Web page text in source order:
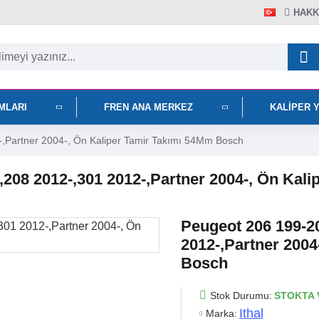
FREN ANA MERKEZ KALIPER
2004-, Ön Kaliper Tamir Takımı 54Mm Bosch
2012-,301 2012-,Partner 2004-, Ön
Peugeot 206 199-
2012-,Partner
Bosch
Stok Durumu: STOKTA
Marka: Ithal